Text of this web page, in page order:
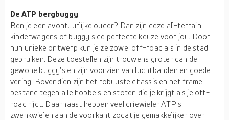
De ATP bergbuggy
Ben je een avontuurlijke ouder? Dan zijn deze all-terrain
kinderwagens of buggy's de perfecte keuze voor jou. Door
hun unieke ontwerp kun je ze zowel off-road als in de stad
gebruiken. Deze toestellen zijn trouwens groter dan de
gewone buggy's en zijn voorzien van luchtbanden en goede
vering. Bovendien zijn het robuuste chassis en het frame
bestand tegen alle hobbels en stoten die je krijgt als je off-
road rijdt. Daarnaast hebben veel driewieler ATP's
zwenkwielen aan de voorkant zodat je gemakkelijker over